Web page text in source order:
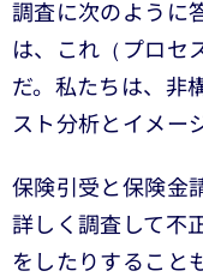
調査に次のように
は、これ（プロセ
だ。私たちは、非
スト分析とイメー
保険引受と保険金
詳しく調査して不
をしたりすること